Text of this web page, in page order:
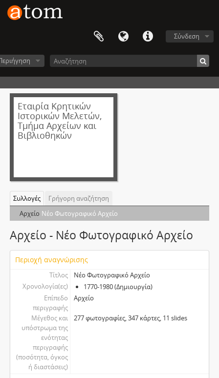
Σύνδεση
Εταιρία Κρητικών
Ιστορικών Μελετών,
Τμήμα Αρχείων και
Βιβλιοθηκών
Συλλογές
Γρήγορη αναζήτηση
Αρχείο Νέο Φωτογραφικό Αρχείο
Αρχείο - Νέο Φωτογραφικό Αρχείο
Περιοχή αναγνώρισης
Τίτλος
Νέο Φωτογραφικό Αρχείο
Χρονολογία(ες)
1770-1980 (Δημιουργία)
Επίπεδο
περιγραφής
Αρχείο
Μέγεθος και
υπόστρωμα της
ενότητας
περιγραφής
(ποσότητα, όγκος
ή διαστάσεις)
277 φωτογραφίες, 347 κάρτες, 11 slides